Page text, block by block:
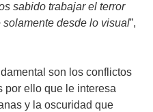
sabido trabajar el terror
desde lo visual”,
son los conflictos
por ello que le interesa
y la oscuridad que